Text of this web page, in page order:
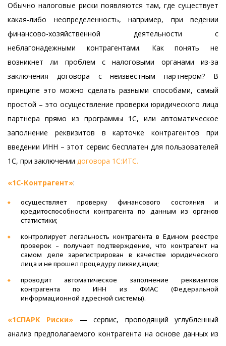
Обычно налоговые риски появляются там, где существует
какая-либо неопределенность, например, при ведении
финансово-хозяйственной деятельности с
неблагонадежными контрагентами. Как понять не
возникнет ли проблем с налоговыми органами из-за
заключения договора с неизвестным партнером? В
принципе это можно сделать разными способами, самый
простой – это осуществление проверки юридического лица
партнера прямо из программы 1С, или автоматическое
заполнение реквизитов в карточке контрагентов при
введении ИНН – этот сервис бесплатен для пользователей
1С, при заключении договора 1С:ИТС.
«1С-Контрагент»:
осуществляет проверку финансового состояния и
кредитоспособности контрагента по данным из органов
статистики;
контролирует легальность контрагента в Едином реестре
проверок – получает подтверждение, что контрагент на
самом деле зарегистрирован в качестве юридического
лица и не прошел процедуру ликвидации;
проводит автоматическое заполнение реквизитов
контрагента по ИНН из ФИАС (Федеральной
информационной адресной системы).
«1СПАРК Риски» — сервис, проводящий углубленный
анализ предполагаемого контрагента на основе данных из